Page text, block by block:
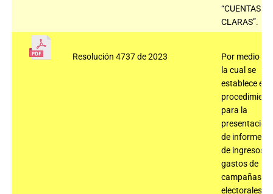
“CUENTAS
CLARAS”.
Resolución 4737 de 2023
Por medio de
la cual se
establece el
para la
presentación
de informes
de ingresos y
gastos de
campañas
electorales.